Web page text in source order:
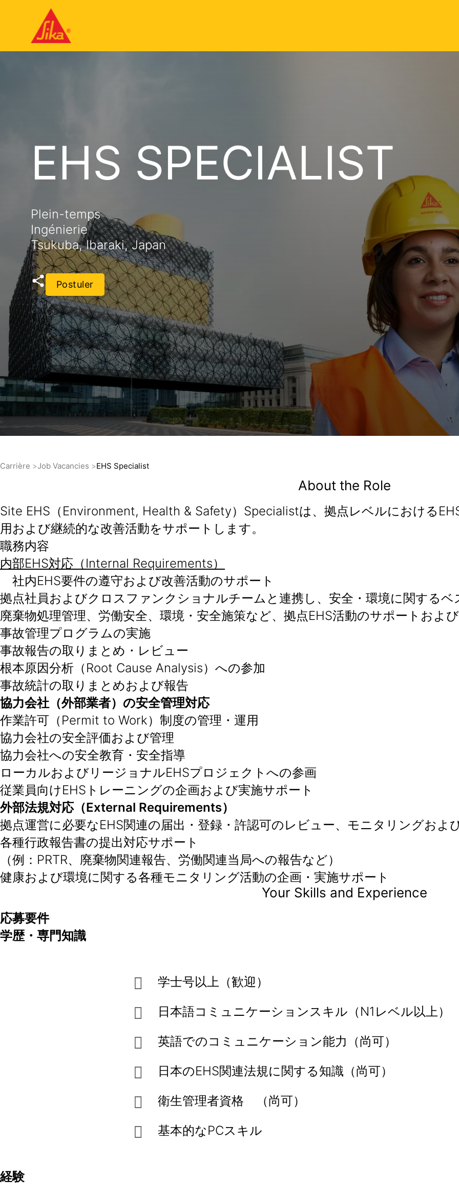
EHS SPECIALIST
Plein-temps
Ingénierie
Tsukuba, Ibaraki, Japan
Postuler
Carrière Job Vacancies EHS Specialist
About the Role
Site EHS（Environment, Health & Safety）Specialistは、拠点レベルにおける
用および継続的な改善活動をサポートします。
職務内容
内部EHS対応（Internal Requirements）
社内EHS要件の遵守および改善活動のサポート
拠点社員およびクロスファンクショナルチームと連携し、安全・環境に関する
廃棄物処理管理、労働安全、環境・安全施策など、拠点EHS活動のサポートおよ
事故管理プログラムの実施
事故報告の取りまとめ・レビュー
根本原因分析（Root Cause Analysis）への参加
事故統計の取りまとめおよび報告
協力会社（外部業者）の安全管理対応
作業許可（Permit to Work）制度の管理・運用
協力会社の安全評価および管理
協力会社への安全教育・安全指導
ローカルおよびリージョナルEHSプロジェクトへの参画
従業員向けEHSトレーニングの企画および実施サポート
外部法規対応（External Requirements）
拠点運営に必要なEHS関連の届出・登録・許認可のレビュー、モニタリングおよ
各種行政報告書の提出対応サポート
（例：PRTR、廃棄物関連報告、労働関連当局への報告など）
健康および環境に関する各種モニタリング活動の企画・実施サポート
Your Skills and Experience
応募要件
学歴・専門知識
学士号以上（歓迎）
日本語コミュニケーションスキル（N1レベル以上）
英語でのコミュニケーション能力（尚可）
日本のEHS関連法規に関する知識（尚可）
衛生管理者資格 （尚可）
基本的なPCスキル
経験